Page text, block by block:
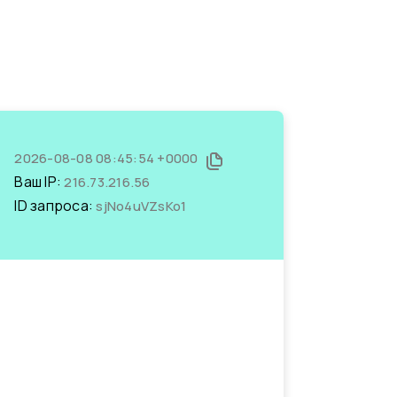
2026-08-08 08:45:54 +0000
Ваш IP:216.73.216.56
ID запроса:sjNo4uVZsKo1